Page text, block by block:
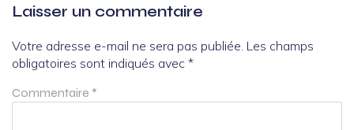
Laisser un commentaire
Votre adresse e-mail ne sera pas publiée. Les champs
obligatoires sont indiqués avec *
Commentaire *